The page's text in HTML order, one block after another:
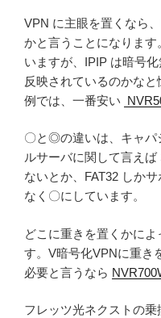
VPN に主眼を置くなら
かと言うことになりま
いますが、IPIP は暗号
反映されているのかな
例では、一番安い
〇と◎の違いは、キャパ
ルサーバに関して言え
ないとか、FAT32 しか
なく〇にしています。
どこに重きを置くかに
す。V暗号化VPNに重き
必要と言うなら
フレッツ光ネクストの